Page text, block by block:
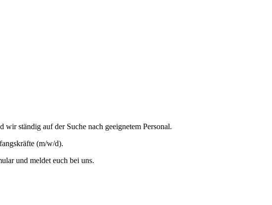
ständig auf der Suche nach geeignetem Personal.
(m/w/d).
und meldet euch bei uns.